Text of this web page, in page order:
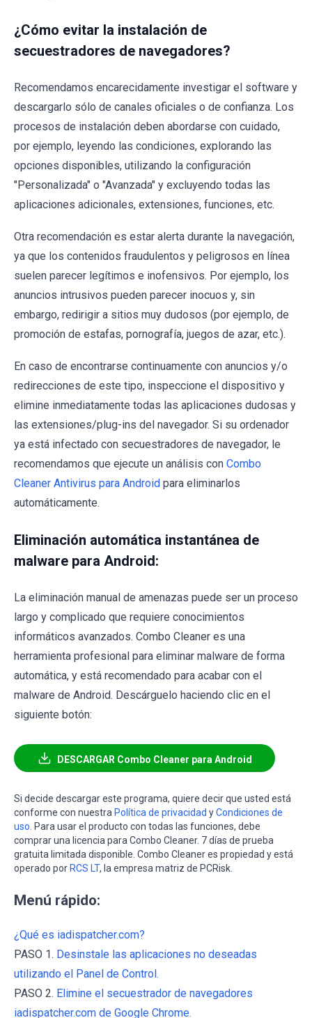
¿Cómo evitar la instalación de
secuestradores de navegadores?
Recomendamos encarecidamente investigar el software y
descargarlo sólo de canales oficiales o de confianza. Los
procesos de instalación deben abordarse con cuidado,
por ejemplo, leyendo las condiciones, explorando las
opciones disponibles, utilizando la configuración
"Personalizada" o "Avanzada" y excluyendo todas las
aplicaciones adicionales, extensiones, funciones, etc.
Otra recomendación es estar alerta durante la navegación,
ya que los contenidos fraudulentos y peligrosos en línea
suelen parecer legítimos e inofensivos. Por ejemplo, los
anuncios intrusivos pueden parecer inocuos y, sin
embargo, redirigir a sitios muy dudosos (por ejemplo, de
promoción de estafas, pornografía, juegos de azar, etc.).
En caso de encontrarse continuamente con anuncios y/o
redirecciones de este tipo, inspeccione el dispositivo y
elimine inmediatamente todas las aplicaciones dudosas y
las extensiones/plug-ins del navegador. Si su ordenador
ya está infectado con secuestradores de navegador, le
recomendamos que ejecute un análisis con Combo
Cleaner Antivirus para Android para eliminarlos
automáticamente.
Eliminación automática instantánea de
malware para Android:
La eliminación manual de amenazas puede ser un proceso
largo y complicado que requiere conocimientos
informáticos avanzados. Combo Cleaner es una
herramienta profesional para eliminar malware de forma
automática, y está recomendado para acabar con el
malware de Android. Descárguelo haciendo clic en el
siguiente botón:
DESCARGAR Combo Cleaner para Android
Si decide descargar este programa, quiere decir que usted está
conforme con nuestra Política de privacidad yCondiciones de
uso . Para usar el producto con todas las funciones, debe
comprar una licencia para Combo Cleaner. 7 días de prueba
gratuita limitada disponible. Combo Cleaner es propiedad y está
operado por RCS LT, la empresa matriz de PCRisk.
Menú rápido:
¿Qué es iadispatcher.com?
PASO 1. Desinstale las aplicaciones no deseadas
utilizando el Panel de Control.
PASO 2. Elimine el secuestrador de navegadores
iadispatcher.com de Google Chrome.